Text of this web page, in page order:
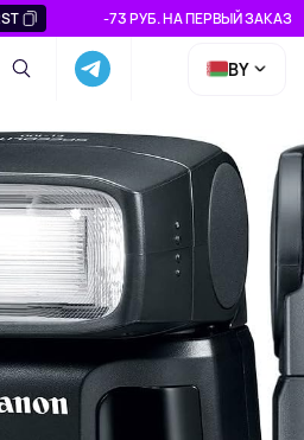
-73 РУБ. НА ПЕРВЫЙ ЗАКАЗ
BY